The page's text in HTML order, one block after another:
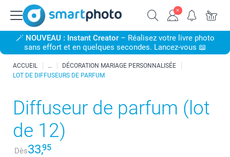
🪄 NOUVEAU : Instant Creator– Réalisez votre livre photo
sans effort et en quelques secondes. Lancez-vous 📖
ACCUEIL
DÉCORATION MARIAGE PERSONNALISÉE
LOT DE DIFFUSEURS DE PARFUM
Diffuseur de parfum (lot
de 12)
Dès33,95